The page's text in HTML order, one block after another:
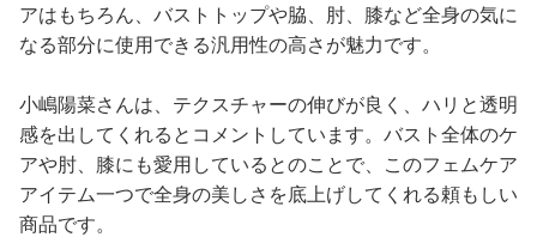
アはもちろん、バストトップや脇、肘、膝など全身の気に
なる部分に使用できる汎用性の高さが魅力です。
小嶋陽菜さんは、テクスチャーの伸びが良く、ハリと透明
感を出してくれるとコメントしています。バスト全体のケ
アや肘、膝にも愛用しているとのことで、このフェムケア
アイテム一つで全身の美しさを底上げしてくれる頼もしい
商品です。